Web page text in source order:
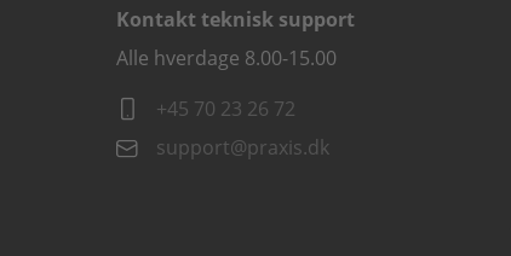
Kontakt teknisk support
Alle hverdage 8.00-15.00
+45 70 23 26 72
support@praxis.dk